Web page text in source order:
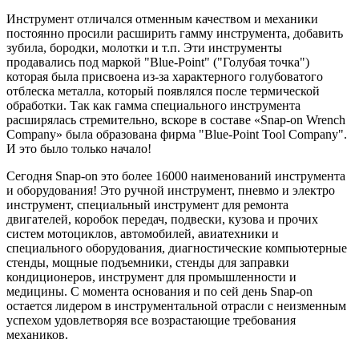
Инструмент отличался отменным качеством и механики
постоянно просили расширить гамму инструмента, добавить
зубила, бородки, молотки и т.п. Эти инструменты
продавались под маркой "Blue-Point" ("Голубая точка")
которая была присвоена из-за характерного голубоватого
отблеска металла, который появлялся после термической
обработки. Так как гамма специального инструмента
расширялась стремительно, вскоре в составе «Snap-on Wrench
Company» была образована фирма "Blue-Point Tool Company".
И это было только начало!
Сегодня Snap-on это более 16000 наименований инструмента
и оборудования! Это ручной инструмент, пневмо и электро
инструмент, специальный инструмент для ремонта
двигателей, коробок передач, подвески, кузова и прочих
систем мотоциклов, автомобилей, авиатехники и
специального оборудования, диагностические компьютерные
стенды, мощные подъемники, стенды для заправки
кондиционеров, инструмент для промышленности и
медицины. С момента основания и по сей день Snap-on
остается лидером в инструментальной отрасли с неизменным
успехом удовлетворяя все возрастающие требования
механиков.